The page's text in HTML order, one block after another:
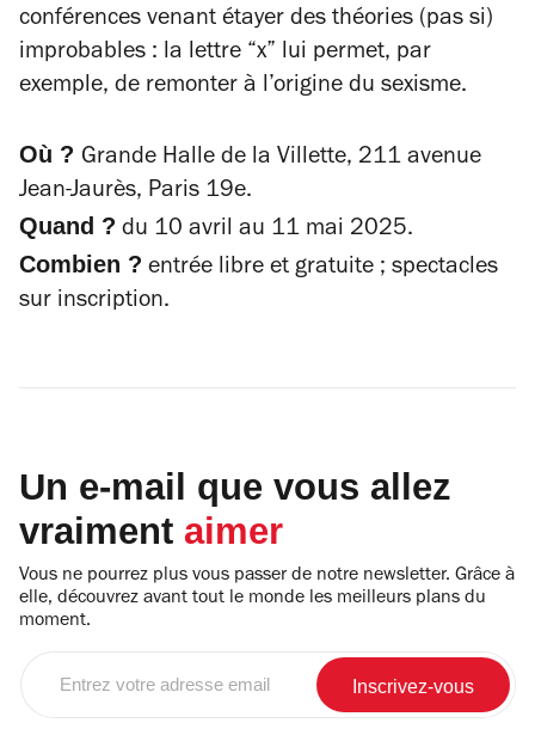
conférences venant étayer des théories (pas si)
improbables : la lettre “x” lui permet, par
exemple, de remonter à l’origine du sexisme.
Où ? Grande Halle de la Villette, 211 avenue
Jean-Jaurès, Paris 19e.
Quand ? du 10 avril au 11 mai 2025.
Combien ? entrée libre et gratuite ; spectacles
sur inscription.
Un e-mail que vous allez
vraiment aimer
Vous ne pourrez plus vous passer de notre newsletter. Grâce à
elle, découvrez avant tout le monde les meilleurs plans du
moment.